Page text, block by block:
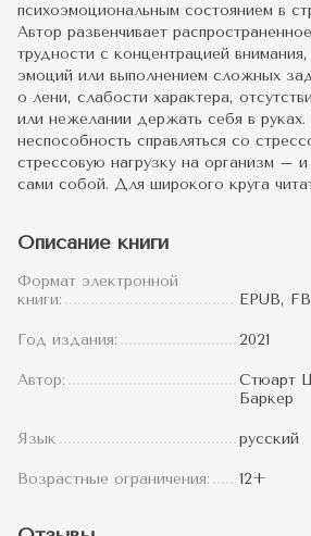
психоэмоциональным состоянием в
Автор развенчивает
трудности с концентрацией
эмоций или выполнением сложных
о лени, слабости характера,
или нежелании держать себя в руках.
неспособность справляться со
стрессовую нагрузку на организм –
сами собой. Для широкого круга
Описание книги
Формат электронной
книги:
EPUB,
Год издания: 2021
Автор:
Стюарт
Баркер
Язык русский
Возрастные ограничения: 12+